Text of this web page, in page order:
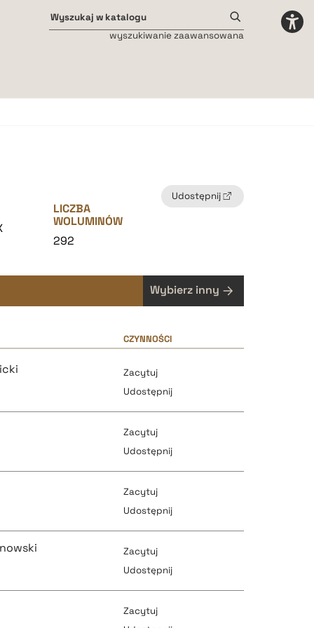
wyszukiwanie zaawansowana
Udostępnij
LICZBA
WOLUMINÓW
292
Wybierz inny
CZYNNOŚCI
Zacytuj
Udostępnij
pobierz cytat
pobierz cytat
Zacytuj
Udostępnij
pobierz cytat
Zacytuj
Udostępnij
pobierz cytat
Zacytuj
Udostępnij
Zacytuj